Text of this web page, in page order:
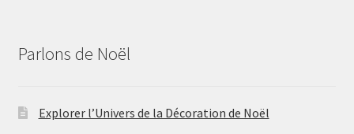
Parlons de Noël
Explorer l’Univers de la Décoration de Noël